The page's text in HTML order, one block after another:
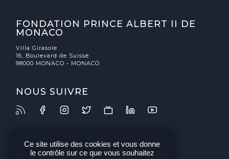
FONDATION PRINCE ALBERT II DE
MONACO
Villa Girasole
16, Boulevard de Suisse
98000 MONACO - MONACO
NOUS SUIVRE
Ce site utilise des cookies et vous donne
le contrôle sur ce que vous souhaitez